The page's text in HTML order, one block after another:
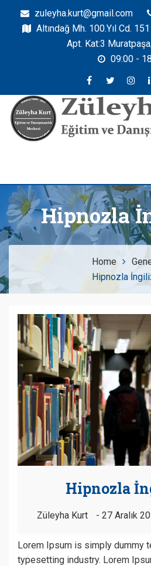
zuleyha.kurt@gmail.com
Altındağ Mh. 100.Yıl Cd.
Apt. Kat:3
09:00 -
Hipnozla
Home
Hipnozla
Hipnozla
Züleyha Kurt 27 Aralık
Lorem Ipsum is simply dummy
typesetting industry. Lorem